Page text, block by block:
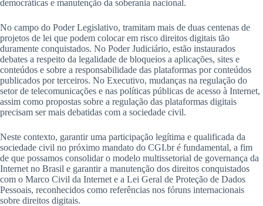
democráticas e manutenção da soberania nacional.
No campo do Poder Legislativo, tramitam mais de duas centenas de
projetos de lei que podem colocar em risco direitos digitais tão
duramente conquistados. No Poder Judiciário, estão instaurados
debates a respeito da legalidade de bloqueios a aplicações, sites e
conteúdos e sobre a responsabilidade das plataformas por conteúdos
publicados por terceiros. No Executivo, mudanças na regulação do
setor de telecomunicações e nas políticas públicas de acesso à Internet,
assim como propostas sobre a regulação das plataformas digitais
precisam ser mais debatidas com a sociedade civil.
Neste contexto, garantir uma participação legítima e qualificada da
sociedade civil no próximo mandato do CGI.br é fundamental, a fim
de que possamos consolidar o modelo multissetorial de governança da
Internet no Brasil e garantir a manutenção dos direitos conquistados
com o Marco Civil da Internet e a Lei Geral de Proteção de Dados
Pessoais, reconhecidos como referências nos fóruns internacionais
sobre direitos digitais.